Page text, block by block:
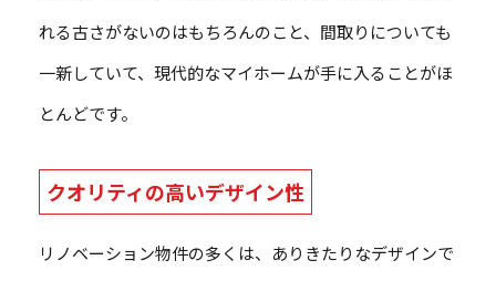
れる古さがないのはもちろんのこと、間取りについても
一新していて、現代的なマイホームが手に入ることがほ
とんどです。
クオリティの高いデザイン性
リノベーション物件の多くは、ありきたりなデザインで